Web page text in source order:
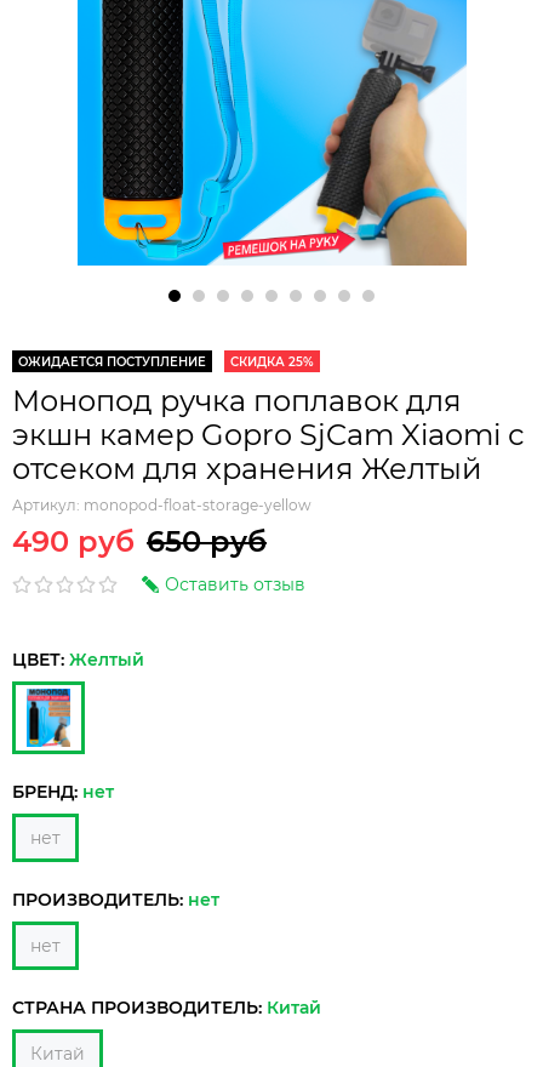
ОЖИДАЕТСЯ ПОСТУПЛЕНИЕ СКИДКА 25%
Монопод ручка поплавок для
экшн камер Gopro SjCam Xiaomi с
отсеком для хранения Желтый
Артикул: monopod-float-storage-yellow
490 руб 650 руб
Оставить отзыв
ЦВЕТ: Желтый
БРЕНД: нет
нет
ПРОИЗВОДИТЕЛЬ: нет
нет
СТРАНА ПРОИЗВОДИТЕЛЬ: Китай
Китай